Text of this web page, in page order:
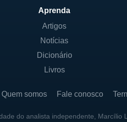
Aprenda
Artigos
Notícias
Dicionário
Livros
Quem somos Fale conosco
do analista independente,